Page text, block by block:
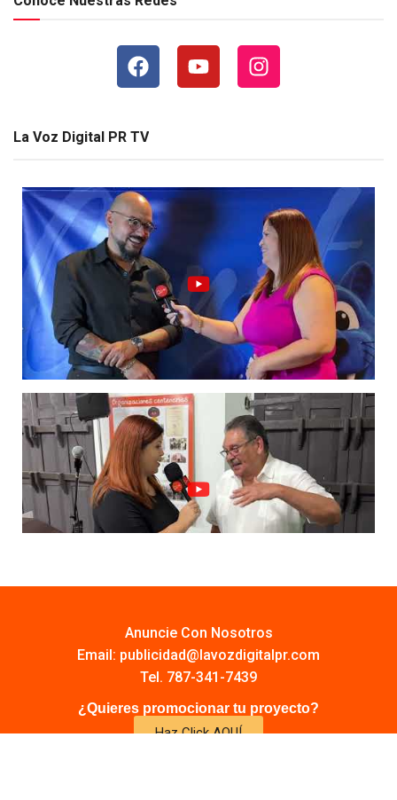
La Voz Digital PR TV
Anuncie Con Nosotros
Email: publicidad@lavozdigitalpr.com
Tel. 787-341-7439
¿Quieres promocionar tu proyecto?
Haz Click AQUÍ